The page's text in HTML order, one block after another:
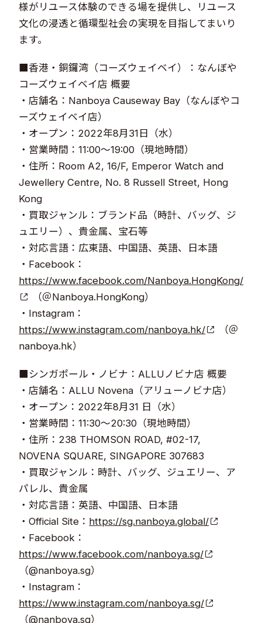
様がリユース体験のできる場を提供し、リユース
文化の浸透と循環型社会の実現を目指してまいり
ます。
■香港・銅鑼湾（コーズウェイベイ）：なんぼや
コーズウェイベイ店 概要
・店舗名：Nanboya Causeway Bay（なんぼやコ
ーズウェイベイ店）
・オープン：2022年8月31日（水）
・営業時間：11:00～19:00（現地時間）
・住所：Room A2, 16/F, Emperor Watch and
Jewellery Centre, No. 8 Russell Street, Hong
Kong
・買取ジャンル：ブランド品（時計、バッグ、ジ
ュエリー）、貴金属、宝石等
・対応言語：広東語、中国語、英語、日本語
・Facebook：
https://www.facebook.com/Nanboya.HongKong/
（＠Nanboya.HongKong）
・Instagram：
https://www.instagram.com/nanboya.hk/
（＠
nanboya.hk）
■シンガポール・ノビナ：ALLUノビナ店 概要
・店舗名：ALLU Novena（アリューノビナ店）
・オープン：2022年8月31 日（水）
・営業時間：11:30～20:30（現地時間）
・住所：238 THOMSON ROAD, #02-17,
NOVENA SQUARE, SINGAPORE 307683
・買取ジャンル：時計、バッグ、ジュエリー、ア
パレル、貴金属
・対応言語：英語、中国語、日本語
・Official Site： https://sg.nanboya.global/
・Facebook：
https://www.facebook.com/nanboya.sg/
（@nanboya.sg）
・Instagram：
https://www.instagram.com/nanboya.sg/
（@nanboya.sg）